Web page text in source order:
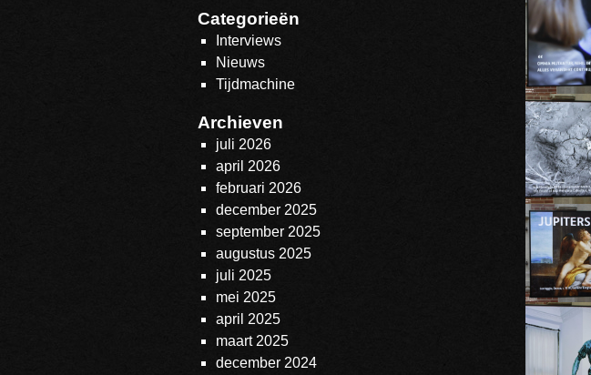
Categorieën
Interviews
Nieuws
Tijdmachine
Archieven
juli 2026
april 2026
februari 2026
december 2025
september 2025
augustus 2025
juli 2025
mei 2025
april 2025
maart 2025
december 2024